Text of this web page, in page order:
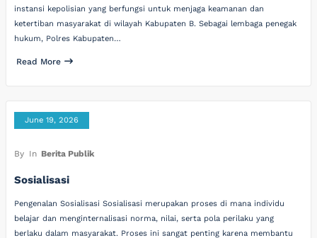
instansi kepolisian yang berfungsi untuk menjaga keamanan dan
ketertiban masyarakat di wilayah Kabupaten B. Sebagai lembaga penegak
hukum, Polres Kabupaten…
Read More
June 19, 2026
By In Berita Publik
Sosialisasi
Pengenalan Sosialisasi Sosialisasi merupakan proses di mana individu
belajar dan menginternalisasi norma, nilai, serta pola perilaku yang
berlaku dalam masyarakat. Proses ini sangat penting karena membantu